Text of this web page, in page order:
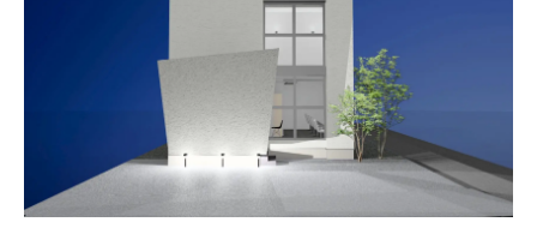
SAWAMURA不動産